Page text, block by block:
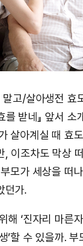
말고/살아생전 효
받네』 앞서 소
살아계실 때 효
, 이조차도 막상
모가 세상을 떠
던가.
해 ‘진자리 마른
’할 수 있을까.